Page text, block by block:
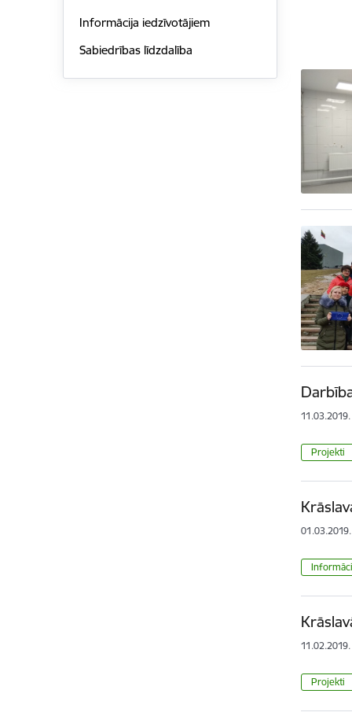
Informācija iedzīvotājiem
Sabiedrības līdzdalība
11.03.2019.
Projekti
01.03.2019.
11.02.2019.
Projekti